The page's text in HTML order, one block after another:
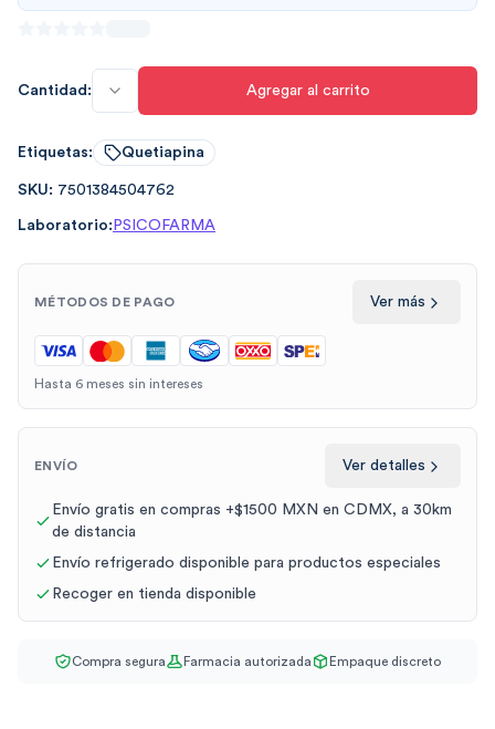
Cantidad: Agregar al carrito
Etiquetas: Quetiapina
SKU: 7501384504762
Laboratorio: PSICOFARMA
MÉTODOS DE PAGO Ver más
Hasta 6 meses sin intereses
ENVÍO Ver detalles
Envío gratis en compras +$1500 MXN en CDMX, a 30km
de distancia
Envío refrigerado disponible para productos especiales
Recoger en tienda disponible
Compra segura Farmacia autorizada Empaque discreto